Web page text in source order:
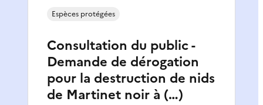
Consultation du public -
Demande de dérogation
pour la destruction de nids
de Martinet noir à (…)
Espèces protégées